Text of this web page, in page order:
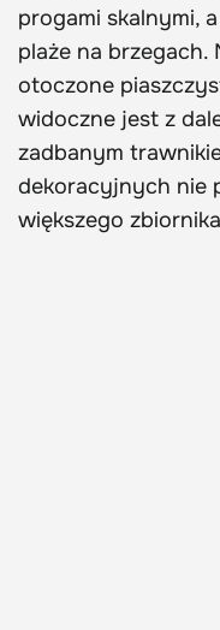
progami skalnymi,
plaże na brzegach.
otoczone
widoczne jest z
zadbanym
dekoracyjnych nie
większego